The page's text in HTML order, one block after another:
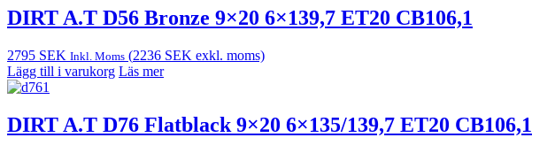
DIRT A.T D56 Bronze 9×20 6×139,7 ET20 CB106,1
2795 SEK Inkl. Moms (2236 SEK exkl. moms)
Lägg till i varukorg Läs mer
DIRT A.T D76 Flatblack 9×20 6×135/139,7 ET20 CB106,1